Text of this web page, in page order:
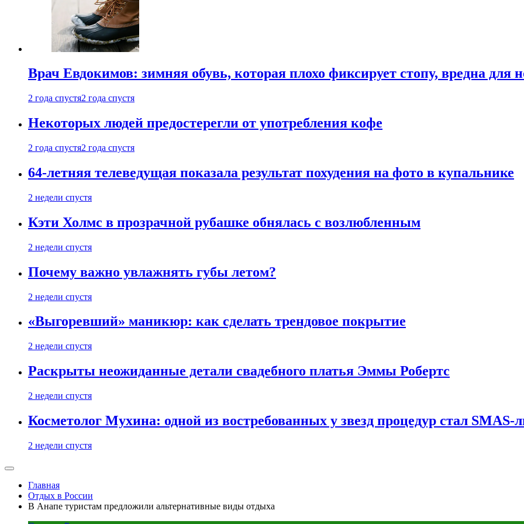
Врач Евдокимов: зимняя обувь, которая плохо фиксирует стопу, вредна для
2 года спустя2 года спустя
Некоторых людей предостерегли от употребления кофе
2 года спустя2 года спустя
64-летняя телеведущая показала результат похудения на фото в купальнике
2 недели спустя
Кэти Холмс в прозрачной рубашке обнялась с возлюбленным
2 недели спустя
Почему важно увлажнять губы летом?
2 недели спустя
«Выгоревший» маникюр: как сделать трендовое покрытие
2 недели спустя
Раскрыты неожиданные детали свадебного платья Эммы Робертс
2 недели спустя
Косметолог Мухина: одной из востребованных у звезд процедур стал SMAS-
2 недели спустя
Главная
Отдых в России
В Анапе туристам предложили альтернативные виды отдыха